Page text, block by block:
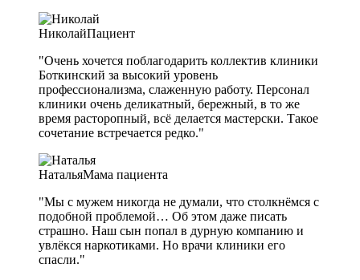
НиколайПациент
"Очень хочется поблагодарить коллектив клиники
Боткинский за высокий уровень
профессионализма, слаженную работу. Персонал
клиники очень деликатный, бережный, в то же
время расторопный, всё делается мастерски. Такое
сочетание встречается редко."
НатальяМама пациента
"Мы с мужем никогда не думали, что столкнёмся с
подобной проблемой… Об этом даже писать
страшно. Наш сын попал в дурную компанию и
увлёкся наркотиками. Но врачи клиники его
спасли."